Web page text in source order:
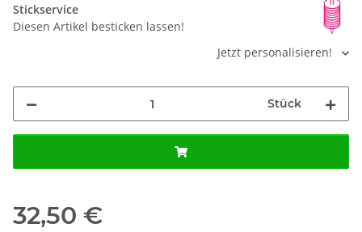
Stickservice
Diesen Artikel besticken lassen!
Jetzt personalisieren!
Stück
32,50 €